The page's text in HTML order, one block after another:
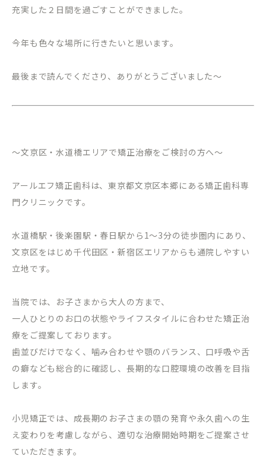
充実した２日間を過ごすことができました。
今年も色々な場所に行きたいと思います。
最後まで読んでくださり、ありがとうございました〜
～文京区・水道橋エリアで矯正治療をご検討の方へ～
アールエフ矯正歯科は、東京都文京区本郷にある矯正歯科専
門クリニックです。
水道橋駅・後楽園駅・春日駅から 1～3分の徒歩圏内にあり、
文京区をはじめ千代田区・新宿区エリアからも通院しやすい
立地です。
当院では、お子さまから大人の方まで、
一人ひとりのお口の状態やライフスタイルに合わせた矯正治
療をご提案しております。
歯並びだけでなく、噛み合わせや顎のバランス、口呼吸や舌
の癖なども総合的に確認し、長期的な口腔環境の改善を目指
します。
小児矯正では、成長期のお子さまの顎の発育や永久歯への生
え変わりを考慮しながら、適切な治療開始時期をご提案させ
ていただきます。